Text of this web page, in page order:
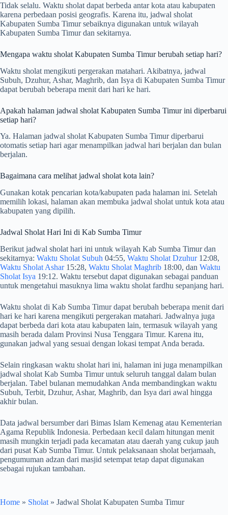
Tidak selalu. Waktu sholat dapat berbeda antar kota atau kabupaten
karena perbedaan posisi geografis. Karena itu, jadwal sholat
Kabupaten Sumba Timur sebaiknya digunakan untuk wilayah
Kabupaten Sumba Timur dan sekitarnya.
Mengapa waktu sholat Kabupaten Sumba Timur berubah setiap hari?
Waktu sholat mengikuti pergerakan matahari. Akibatnya, jadwal
Subuh, Dzuhur, Ashar, Maghrib, dan Isya di Kabupaten Sumba Timur
dapat berubah beberapa menit dari hari ke hari.
Apakah halaman jadwal sholat Kabupaten Sumba Timur ini diperbarui
setiap hari?
Ya. Halaman jadwal sholat Kabupaten Sumba Timur diperbarui
otomatis setiap hari agar menampilkan jadwal hari berjalan dan bulan
berjalan.
Bagaimana cara melihat jadwal sholat kota lain?
Gunakan kotak pencarian kota/kabupaten pada halaman ini. Setelah
memilih lokasi, halaman akan membuka jadwal sholat untuk kota atau
kabupaten yang dipilih.
Jadwal Sholat Hari Ini di Kab Sumba Timur
Berikut jadwal sholat hari ini untuk wilayah Kab Sumba Timur dan
sekitarnya: Waktu Sholat Subuh 04:55, Waktu Sholat Dzuhur12:08,
Waktu Sholat Ashar15:28, Waktu Sholat Maghrib 18:00, dan Waktu
Sholat Isya 19:12. Waktu tersebut dapat digunakan sebagai panduan
untuk mengetahui masuknya lima waktu sholat fardhu sepanjang hari.
Waktu sholat di Kab Sumba Timur dapat berubah beberapa menit dari
hari ke hari karena mengikuti pergerakan matahari. Jadwalnya juga
dapat berbeda dari kota atau kabupaten lain, termasuk wilayah yang
masih berada dalam Provinsi Nusa Tenggara Timur. Karena itu,
gunakan jadwal yang sesuai dengan lokasi tempat Anda berada.
Selain ringkasan waktu sholat hari ini, halaman ini juga menampilkan
jadwal sholat Kab Sumba Timur untuk seluruh tanggal dalam bulan
berjalan. Tabel bulanan memudahkan Anda membandingkan waktu
Subuh, Terbit, Dzuhur, Ashar, Maghrib, dan Isya dari awal hingga
akhir bulan.
Data jadwal bersumber dari Bimas Islam Kemenag atau Kementerian
Agama Republik Indonesia. Perbedaan kecil dalam hitungan menit
masih mungkin terjadi pada kecamatan atau daerah yang cukup jauh
dari pusat Kab Sumba Timur. Untuk pelaksanaan sholat berjamaah,
pengumuman adzan dari masjid setempat tetap dapat digunakan
sebagai rujukan tambahan.
Home » Sholat » Jadwal Sholat Kabupaten Sumba Timur